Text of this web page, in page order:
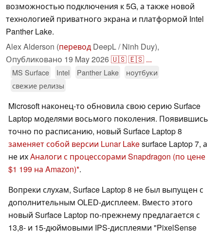
возможностью подключения к 5G, а также новой
технологией приватного экрана и платформой Intel
Panther Lake.
Alex Alderson (перевод DeepL / Ninh Duy),
Опубликовано 19 May 2026🇺🇸🇪🇸 ...
MS Surface Intel Panther Lake
ноутбуки
свежие релизы
Microsoft наконец-то обновила свою серию Surface
Laptop моделями восьмого поколения. Появившись
точно по расписанию, новый Surface Laptop 8
заменяет собой версии Lunar Lakesurface Laptop 7, а
не ихАналоги с процессорами Snapdragon (по цене
$1 199 на Amazon) .
Вопреки слухам, Surface Laptop 8 не был выпущен с
дополнительным OLED-дисплеем. Вместо этого
новый Surface Laptop по-прежнему предлагается с
13,8- и 15-дюймовыми IPS-дисплеями "PixelSense